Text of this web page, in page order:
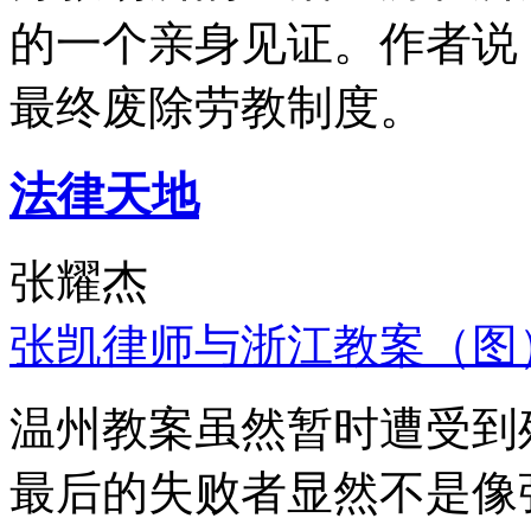
的一个亲身见证。作者
最终废除劳教制度。
法律天地
张耀杰
张凯律师与浙江教案（图
温州教案虽然暂时遭受
最后的失败者显然不是